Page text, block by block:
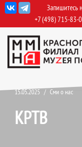
Перейти
к
содержимому
Запишитесь
+7 (498) 715-83-
15.05.2025 Сми о нас
КРТВ